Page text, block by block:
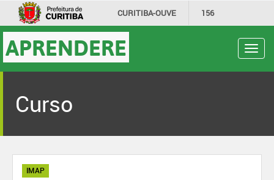
CURITIBA-OUVE 156
SECRETARIAS
APRENDERE
Curso
IMAP